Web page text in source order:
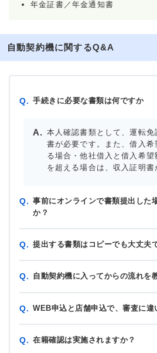
年金証書／年金通知書
自動契約機に関するQ&A
Q. 手続きに必要な書類は何ですか
本人確認書類として、運転免
書が必要です。また、借入希
る場合・他社借入と借入希
を超える場合は、収入証明書
Q. 事前にオンラインで書類提出した
か？
Q. 提出する書類はコピーでも大丈夫
Q. 自動契約機に入ってからの流れを
Q. WEB申込と店舗申込で、審査に違
Q. 在籍確認は実施されますか？